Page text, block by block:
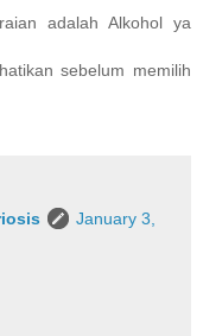
adalah Alkohol ya
sebelum memilih
January 3,